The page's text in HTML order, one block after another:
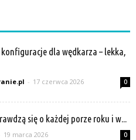
dla wędkarza – lekka,
- 17 czerwca 2026 0
się o każdej porze roku i w...
19 marca 2026 0